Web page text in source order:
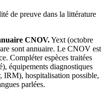
de preuve dans la littérature
CNOV.Yext (octobre
sont annuaire. Le CNOV est
Compléter espèces traitées
équipements diagnostiques
IRM), hospitalisation possible,
parlées.